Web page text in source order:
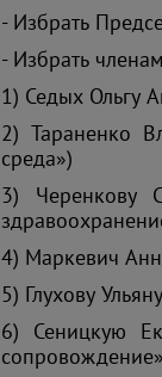
- Избрать
- Избрать
1) Седых Ольгу
2) Тараненко
среда»)
3) Черенкову
4) Маркевич
5) Глухову
6) Сеницкую